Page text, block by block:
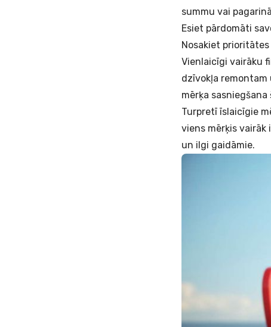
summu vai
Esiet pārdomāti
Nosakiet prioritātes
Vienlaicīgi vairāku
dzīvokļa remontam
mērķa
Turpretī īslaicīgie
viens mērķis vairāk
un ilgi gaidāmie.